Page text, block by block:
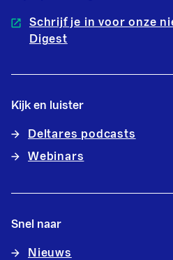
Schrijf je in voor onze
Digest
Kijk en luister
Deltares podcasts
Webinars
Snel naar
Nieuws